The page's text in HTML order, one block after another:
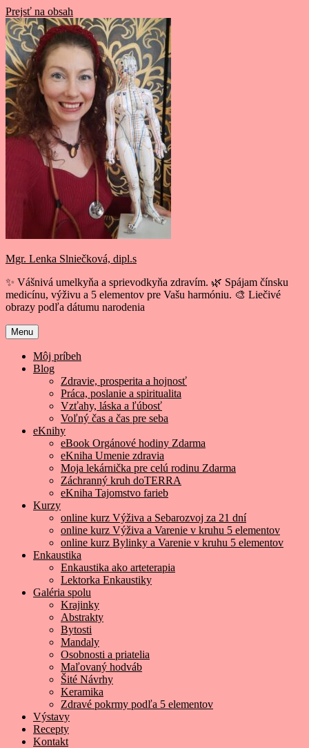
Prejsť na obsah
Mgr. Lenka Slniečková, dipl.s
✨ Vášnivá umelkyňa a sprievodkyňa zdravím. 🌿 Spájam čínsku
medicínu, výživu a 5 elementov pre Vašu harmóniu. 🎨 Liečivé
obrazy podľa dátumu narodenia
Menu
Môj príbeh
Blog
Zdravie, prosperita a hojnosť
Práca, poslanie a spiritualita
Vzťahy, láska a ľúbosť
Voľný čas a čas pre seba
eKnihy
eBook Orgánové hodiny Zdarma
eKniha Umenie zdravia
Moja lekárnička pre celú rodinu Zdarma
Záchranný kruh doTERRA
eKniha Tajomstvo farieb
Kurzy
online kurz Výživa a Sebarozvoj za 21 dní
online kurz Výživa a Varenie v kruhu 5 elementov
online kurz Bylinky a Varenie v kruhu 5 elementov
Enkaustika
Enkaustika ako arteterapia
Lektorka Enkaustiky
Galéria spolu
Krajinky
Abstrakty
Bytosti
Mandaly
Osobnosti a priatelia
Maľovaný hodváb
Šité Návrhy
Keramika
Zdravé pokrmy podľa 5 elementov
Výstavy
Recepty
Kontakt